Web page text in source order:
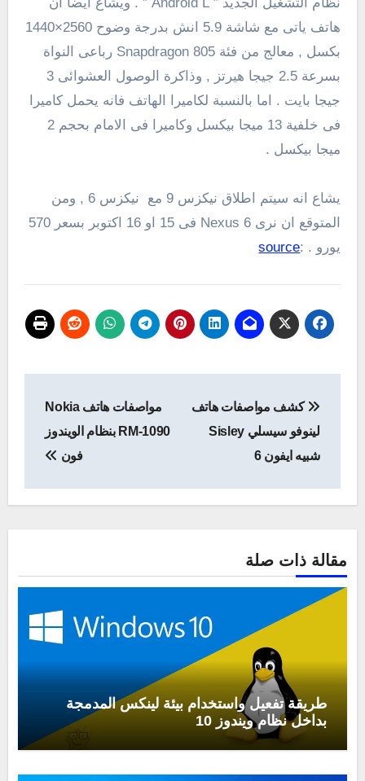
هاتف ياتى مع شاشة 5.9 انش بدرجة وضوح 2560×1440
بكسل , معالج من فئة Snapdragon 805 رباعى النواة
بسرعة 2.5 جيجا هيرتز , وذاكرة الوصول العشوائى 3
جيجا بايت . اما بالنسبة لكاميرا الهاتف فانه يحمل كاميرا
فى خلفية 13 ميجا بيكسل وكاميرا فى الامام بحجم 2
ميجا بيكسل .
يشاع انه سيتم اطلاق نيكزس 9 مع نيكزس 6 , ومن
المتوقع ان نرى Nexus 6 فى 15 او 16 اكتوبر بسعر 570
يورو . :source
المقالات
كشف مواصفات هاتف
لينوفو سيسلي Sisley
شبيه ايفون 6
مواصفات هاتف Nokia
RM-1090 بنظام الويندوز
فون
مقالة ذات صلة
طريقة تفعيل واستخدام بيئة لينكس المدمجة
بداخل نظام ويندوز 10